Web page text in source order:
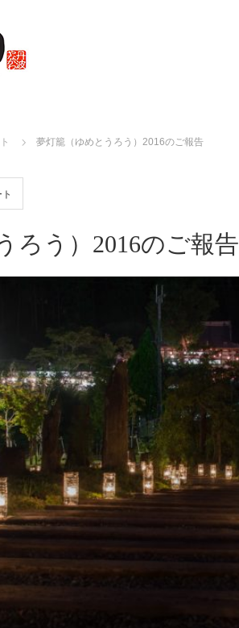
夢灯籠（ゆめとうろう）2016のご報告
ろう）2016のご報告